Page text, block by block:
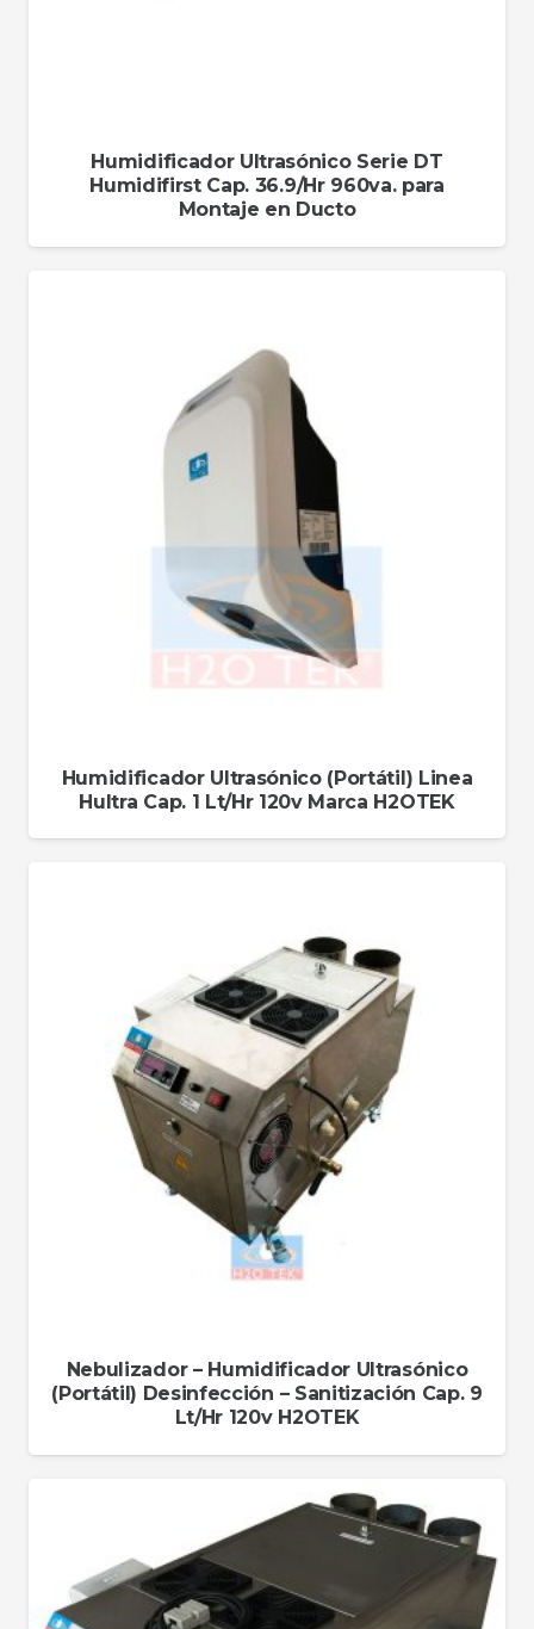
Humidificador Ultrasónico Serie DT
Humidifirst Cap. 36.9/Hr 960va. para
Montaje en Ducto
Humidificador Ultrasónico (Portátil) Linea
Hultra Cap. 1 Lt/Hr 120v Marca H2OTEK
Nebulizador – Humidificador Ultrasónico
(Portátil) Desinfección – Sanitización Cap. 9
Lt/Hr 120v H2OTEK